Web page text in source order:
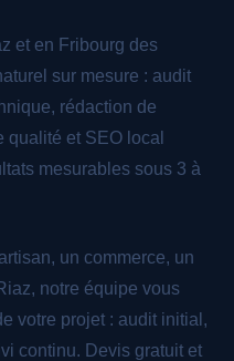
et en Fribourg des
sur mesure : audit
rédaction de
et SEO local
mesurables sous 3 à
un commerce, un
notre équipe vous
votre projet : audit initial,
continu. Devis gratuit et